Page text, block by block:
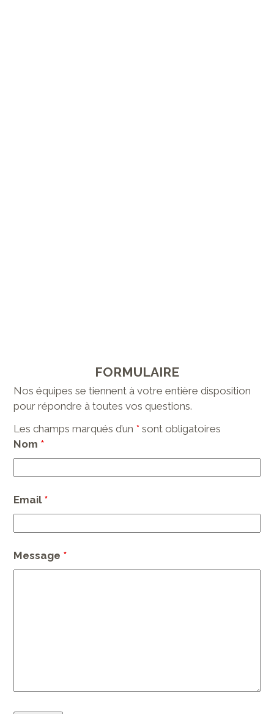
FORMULAIRE
Nos équipes se tiennent à votre entière disposition
pour répondre à toutes vos questions.
Les champs marqués d’un * sont obligatoires
Nom *
Email *
Message *